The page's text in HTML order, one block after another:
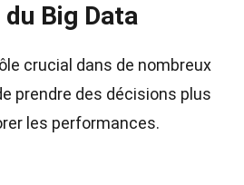
Big Data
crucial dans de nombreux
prendre des décisions plus
les performances.